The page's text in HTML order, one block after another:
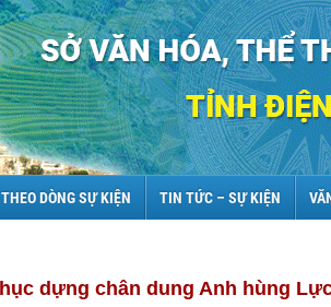
THEO DÒNG SỰ KIỆN TIN TỨC – SỰ KIỆN
dựng chân dung Anh hùng